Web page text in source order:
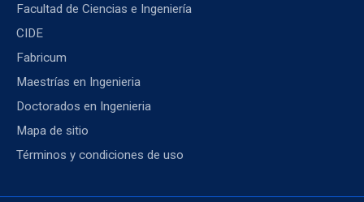
Facultad de Ciencias e Ingeniería
CIDE
Fabricum
Maestrías en Ingenieria
Doctorados en Ingenieria
Mapa de sitio
Términos y condiciones de uso